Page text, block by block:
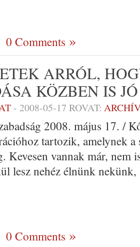
0 Comments
ARRÓL,
KÖZBEN IS
- 2008-05-17 ROVAT:
2008. május 17. /
tartozik, amelynek a
Kevesen vannak már,
lesz nehéz élnünk
0 Comments